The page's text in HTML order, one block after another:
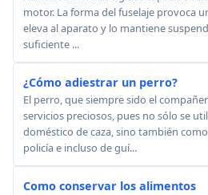
motor. La forma del fuselaje provoca
eleva al aparato y lo mantiene
suficiente ...
¿Cómo adiestrar un perro?
El perro, que siempre sido el
servicios preciosos, pues no sólo se
doméstico de caza, sino también
policía e incluso de guí...
Como conservar los alimentos